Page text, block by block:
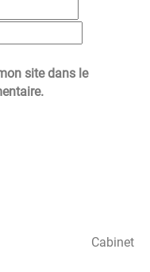
site dans le
Cabinet